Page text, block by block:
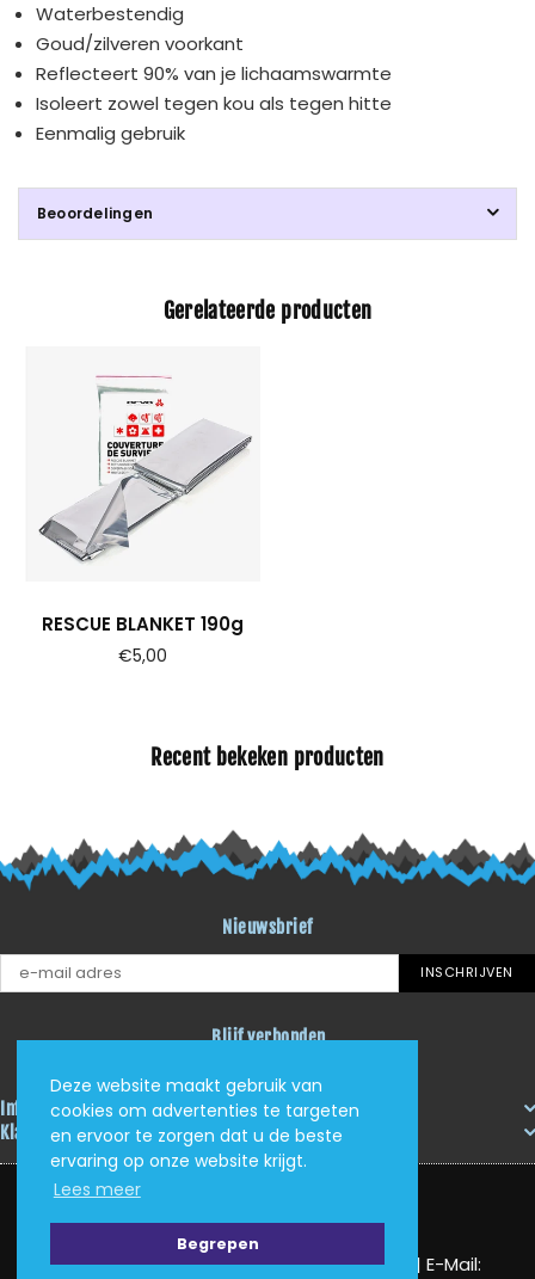
Deze website maakt gebruik van
cookies om advertenties te targeten
en ervoor te zorgen dat u de beste
ervaring op onze website krijgt.
Lees meer
Begrepen
Waterbestendig
Goud/zilveren voorkant
Reflecteert 90% van je lichaamswarmte
Isoleert zowel tegen kou als tegen hitte
Eenmalig gebruik
Beoordelingen
Gerelateerde producten
RESCUE BLANKET 190g
Prijs
€5,00
Recent bekeken producten
Nieuwsbrief
INSCHRIJVEN
Blijf verbonden
FacebookInstagramYouTube
Informatie
Klantenservice
KVK: 62405705 | Tel: (+31) (0)625034408 | E-Mail: